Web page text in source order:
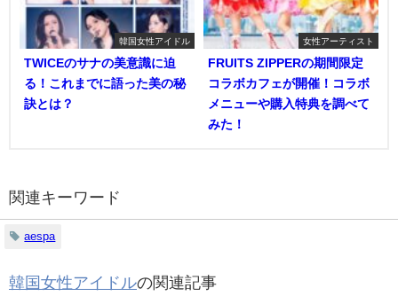
韓国女性アイドル
TWICEのサナの美意識に迫
る！これまでに語った美の秘
訣とは？
女性アーティスト
FRUITS ZIPPERの期間限定
コラボカフェが開催！コラボ
メニューや購入特典を調べて
みた！
関連キーワード
aespa
韓国女性アイドルの関連記事